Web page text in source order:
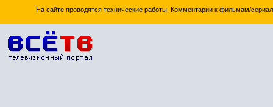
На сайте проводятся технические работы. Комментарии к фильмам/